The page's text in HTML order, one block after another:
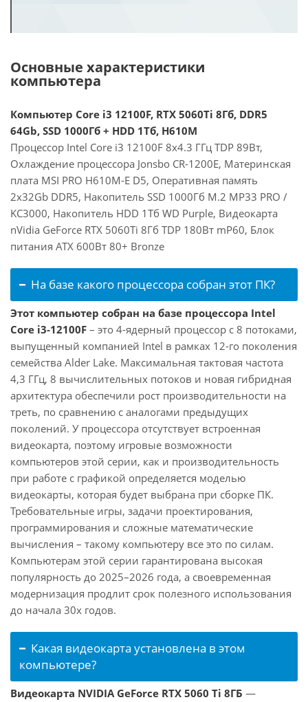
Основные характеристики
компьютера
Компьютер Core i3 12100F, RTX 5060Ti 8Гб, DDR5
64Gb, SSD 1000Гб + HDD 1Тб, H610M
Процессор Intel Core i3 12100F 8x4.3 ГГц TDP 89Вт,
Охлаждение процессора Jonsbo CR-1200E, Материнская
плата MSI PRO H610M-E D5, Оперативная память
2x32Gb DDR5, Накопитель SSD 1000Гб M.2 MP33 PRO /
KC3000, Накопитель HDD 1Тб WD Purple, Видеокарта
nVidia GeForce RTX 5060Ti 8Гб TDP 180Вт mP60, Блок
питания ATX 600Вт 80+ Bronze
На базе какого процессора собран этот ПК?
Этот компьютер собран на базе процессора Intel
Core i3-12100F – это 4-ядерный процессор с 8 потоками,
выпущенный компанией Intel в рамках 12-го поколения
семейства Alder Lake. Максимальная тактовая частота
4,3 ГГц, 8 вычислительных потоков и новая гибридная
архитектура обеспечили рост производительности на
треть, по сравнению с аналогами предыдущих
поколений. У процессора отсутствует встроенная
видеокарта, поэтому игровые возможности
компьютеров этой серии, как и производительность
при работе с графикой определяется моделью
видеокарты, которая будет выбрана при сборке ПК.
Требовательные игры, задачи проектирования,
программирования и сложные математические
вычисления – такому компьютеру все это по силам.
Компьютерам этой серии гарантирована высокая
популярность до 2025–2026 года, а своевременная
модернизация продлит срок полезного использования
до начала 30х годов.
Какая видеокарта установлена в этом
компьютере?
Видеокарта NVIDIA GeForce RTX 5060 Ti 8ГБ —